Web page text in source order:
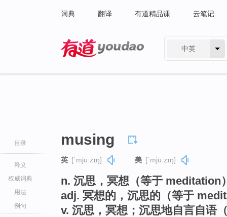
词典 翻译 有道精品课 云笔记
中英
目录
释义
权威词典
用法
例句
musing
英 [ˈmjuːzɪŋ] 美 [ˈmjuːzɪŋ]
n. 沉思，冥想（等于 meditation
adj. 冥想的，沉思的（等于
v. 沉思，冥想；沉思地自言自语